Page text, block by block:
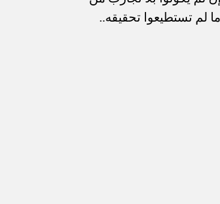
لم تستطيعوا تحقيقه..